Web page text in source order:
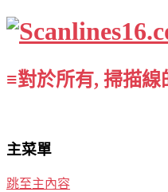
≡對於所有, 掃描
主菜單
跳至主內容